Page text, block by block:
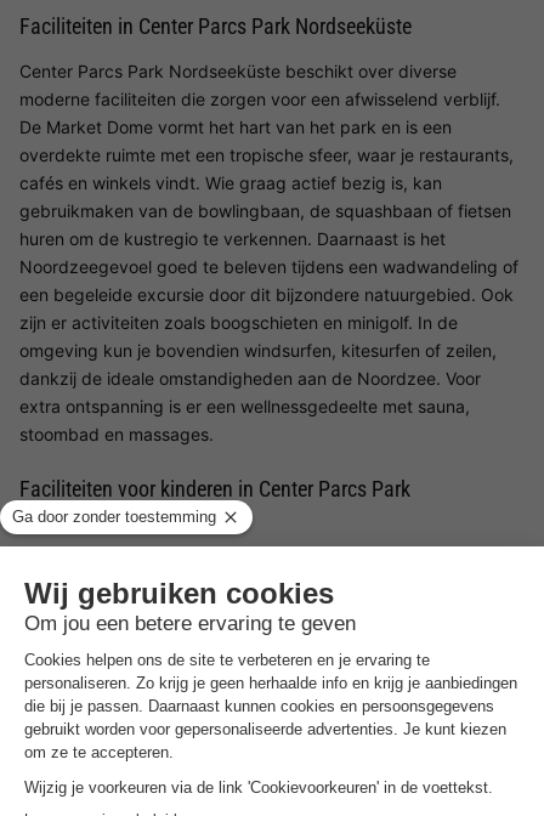
Faciliteiten in Center Parcs Park Nordseeküste
Center Parcs Park Nordseeküste beschikt over diverse
moderne faciliteiten die zorgen voor een afwisselend verblijf.
De Market Dome vormt het hart van het park en is een
overdekte ruimte met een tropische sfeer, waar je restaurants,
cafés en winkels vindt. Wie graag actief bezig is, kan
gebruikmaken van de bowlingbaan, de squashbaan of fietsen
huren om de kustregio te verkennen. Daarnaast is het
Noordzeegevoel goed te beleven tijdens een wadwandeling of
een begeleide excursie door dit bijzondere natuurgebied. Ook
zijn er activiteiten zoals boogschieten en minigolf. In de
omgeving kun je bovendien windsurfen, kitesurfen of zeilen,
dankzij de ideale omstandigheden aan de Noordzee. Voor
extra ontspanning is er een wellnessgedeelte met sauna,
stoombad en massages.
Faciliteiten voor kinderen in Center Parcs Park
Nordseeküste
leuke activiteiten. Het park organiseert verschillende creatieve
workshops, waarbij kinderen kunnen schilderen, knutselen of
hun eigen souvenir maken. Erg populair is de workshop waarin
kinderen hun eigen knuffel kunnen maken. Daarnaast kunnen
jonge avonturiers op ontdekkingstocht tijdens de Kids Safari,
waarbij ze in hun eigen jeep door het park rijden. Wie liever
buiten speelt, kan zich uitleven op de speelplaatsen of
meedoen aan een spannende speurtocht.